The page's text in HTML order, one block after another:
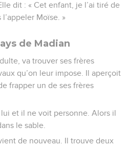
dit : « Cet enfant, je l’ai tiré de
l’appeler Moïse. »
de Madian
va trouver ses frères
qu’on leur impose. Il aperçoit
frapper un de ses frères
et il ne voit personne. Alors il
le sable.
de nouveau. Il trouve deux